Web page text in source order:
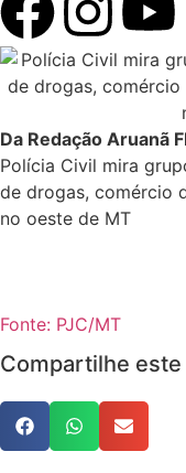
Da Redação Aruanã
Polícia Civil mira
de drogas, comércio
no oeste de MT
Fonte: PJC/MT
Compartilhe